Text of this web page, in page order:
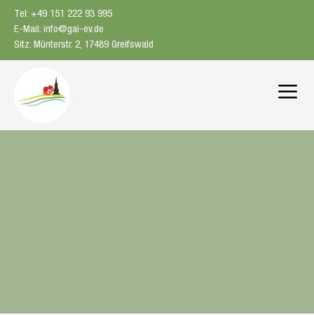
Tel: +49 151 222 93 995
E-Mail: info@gai-ev.de
Sitz: Münterstr. 2, 17489 Greifswald